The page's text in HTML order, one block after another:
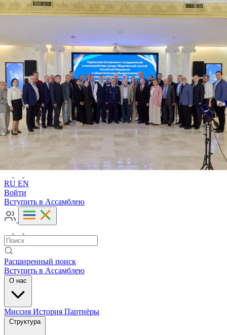
Расширенный поиск
RU
RU EN
Войти
Вступить в Ассамблею
Расширенный поиск
Вступить в Ассамблею
О нас
Миссия История Партнёры
Структура